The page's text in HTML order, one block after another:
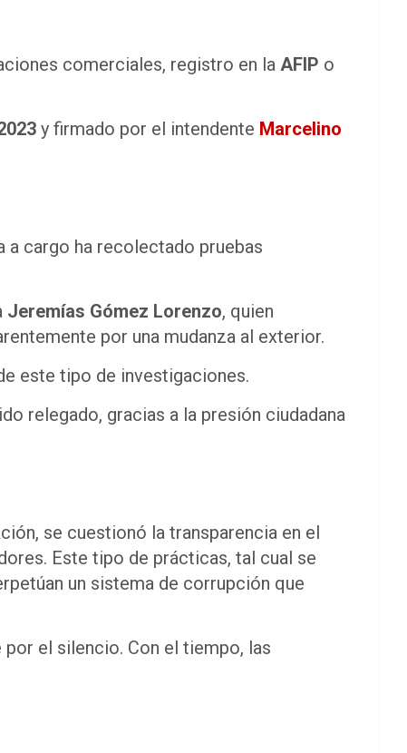
comerciales, registro en la AFIP o
y firmado por el intendente Marcelino
a cargo ha recolectado pruebas
Jeremías Gómez Lorenzo, quien
por una mudanza al exterior.
este tipo de investigaciones.
relegado, gracias a la presión ciudadana
se cuestionó la transparencia en el
Este tipo de prácticas, tal cual se
un sistema de corrupción que
el silencio. Con el tiempo, las